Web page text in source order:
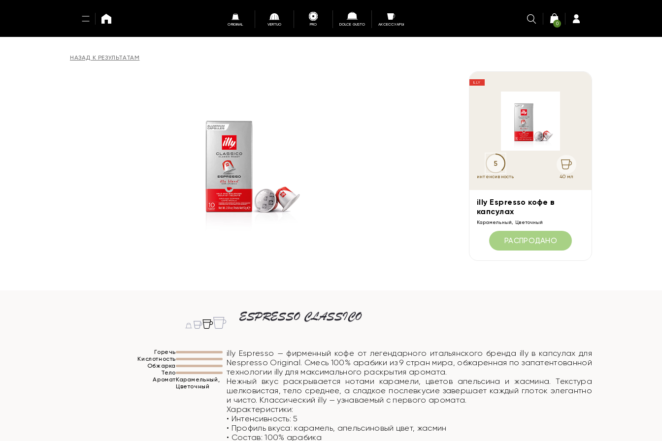
ORIGINAL VERTUO PRO DOLCE GUSTO АКСЕССУАРЫ 0
НАЗАД К РЕЗУЛЬТАТАМ
ILLY
5
интенсивность 40 мл
illy Espresso кофе в
капсулах
Карамельный, Цветочный
РАСПРОДАНО
Горечь
Кислотность
Обжарка
Тело
АроматКарамельный,
Цветочный
illy Espresso — фирменный кофе от легендарного итальянского бренда illy в капсулах для
Nespresso Original. Смесь 100% арабики из 9 стран мира, обжаренная по запатентованной
технологии illy для максимального раскрытия аромата.
Нежный вкус раскрывается нотами карамели, цветов апельсина и жасмина. Текстура
шелковистая, тело среднее, а сладкое послевкусие завершает каждый глоток элегантно
и чисто. Классический illy — узнаваемый с первого аромата.
Характеристики:
• Интенсивность: 5
• Профиль вкуса: карамель, апельсиновый цвет, жасмин
• Состав: 100% арабика